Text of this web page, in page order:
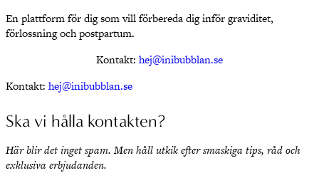
En plattform för dig som vill förbereda dig inför graviditet,
förlossning och postpartum.
Kontakt: hej@inibubblan.se
Kontakt: hej@inibubblan.se
Ska vi hålla kontakten?
Här blir det inget spam. Men håll utkik efter smaskiga tips, råd och
exklusiva erbjudanden.